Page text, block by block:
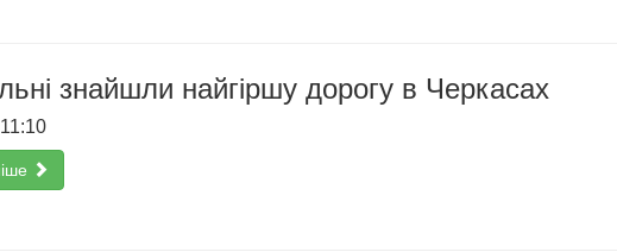
знайшли найгіршу дорогу в Черкасах